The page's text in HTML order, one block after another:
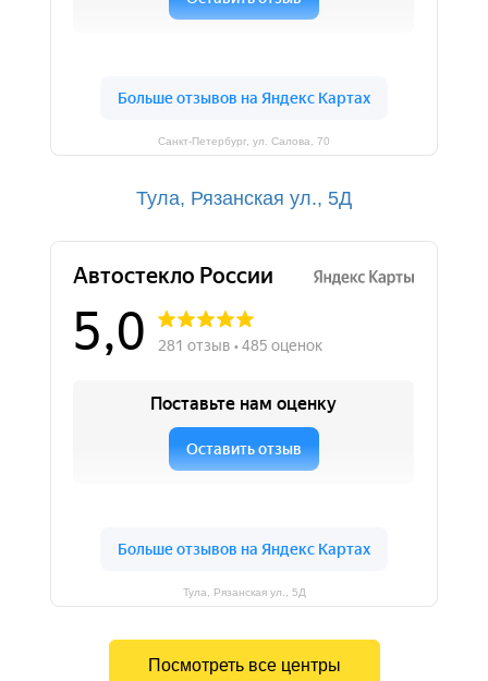
Санкт-Петербург, ул. Салова, 70
Тула, Рязанская ул., 5Д
Тула, Рязанская ул., 5Д
Посмотреть все центры